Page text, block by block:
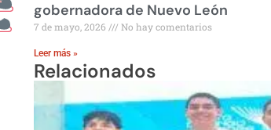
gobernadora de Nuevo León
7 de mayo, 2026 No hay comentarios
Leer más »
Relacionados